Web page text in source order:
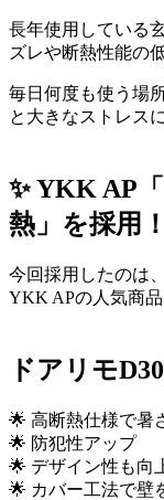
長年使用している
ズレや断熱性能の
毎日何度も使う場
と大きなストレス
✨ YKK AP
熱」を採用！
今回採用したのは、
YKK APの人気商
ドアリモ
🌟 高断熱仕様で暑
🌟 防犯性アップ
🌟 デザイン性も向
🌟 カバー工法で壁